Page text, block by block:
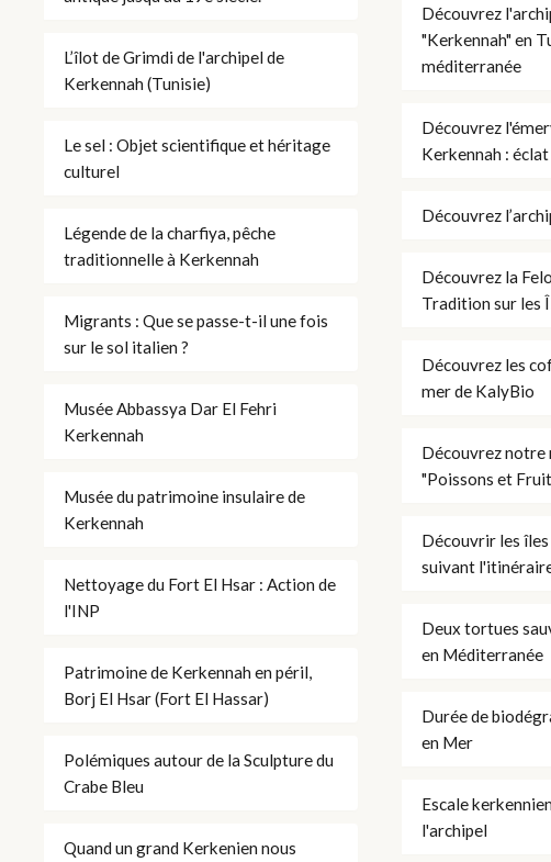
L’îlot de Grimdi de l'archipel de
Kerkennah (Tunisie)
Le sel : Objet scientifique et héritage
culturel
Légende de la charfiya, pêche
traditionnelle à Kerkennah
Migrants : Que se passe-t-il une fois
sur le sol italien ?
Musée Abbassya Dar El Fehri
Kerkennah
Musée du patrimoine insulaire de
Kerkennah
Nettoyage du Fort El Hsar : Action de
l'INP
Patrimoine de Kerkennah en péril,
Borj El Hsar (Fort El Hassar)
Polémiques autour de la Sculpture du
Crabe Bleu
Quand un grand Kerkenien nous
Découvrez
"Kerkennah" en
méditerranée
Découvrez
Kerkennah :
Découvrez
Découvrez la
Tradition sur les
Découvrez les
mer de KalyBio
Découvrez notre
"Poissons et
Découvrir les
suivant
Deux tortues
en Méditerranée
Durée de
en Mer
Escale
l'archipel